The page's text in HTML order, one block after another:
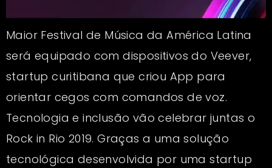
Maior Festival de Música da América Latina
será equipado com dispositivos do Veever,
startup curitibana que criou App para
orientar cegos com comandos de voz.
Tecnologia e inclusão vão celebrar juntas o
Rock in Rio 2019. Graças a uma solução
tecnológica desenvolvida por uma startup